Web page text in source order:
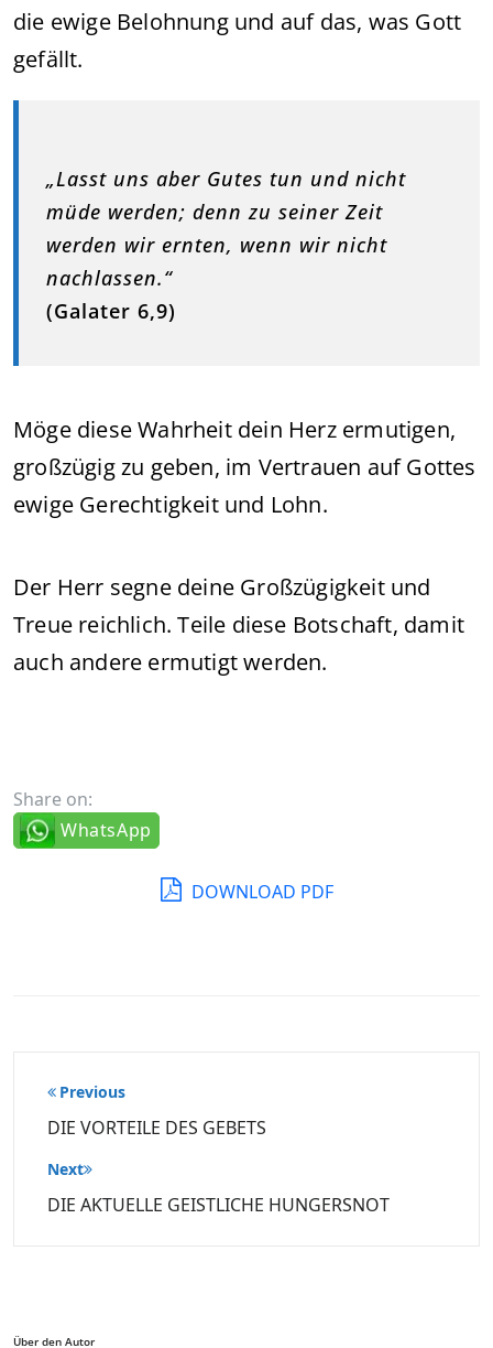
die ewige Belohnung und auf das, was Gott
gefällt.
„Lasst uns aber Gutes tun und nicht
müde werden; denn zu seiner Zeit
werden wir ernten, wenn wir nicht
nachlassen.“
(Galater 6,9)
Möge diese Wahrheit dein Herz ermutigen,
großzügig zu geben, im Vertrauen auf Gottes
ewige Gerechtigkeit und Lohn.
Der Herr segne deine Großzügigkeit und
Treue reichlich. Teile diese Botschaft, damit
auch andere ermutigt werden.
Share on:
WhatsApp
DOWNLOAD PDF
Beitragsnavigation
Previous
DIE VORTEILE DES GEBETS
Next
DIE AKTUELLE GEISTLICHE HUNGERSNOT
Über den Autor